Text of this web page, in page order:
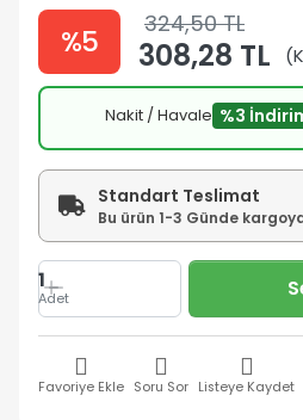
%5 324,50 TL
308,28 TL
Nakit / Havale %3
Standart Teslimat
Bu ürün 1-3 Günde
1
Adet
Favoriye Ekle Soru Sor Listeye Kaydet